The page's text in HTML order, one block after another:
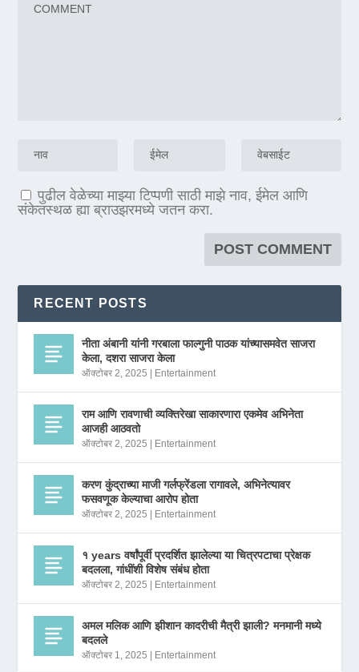
पुढील वेळेच्या माझ्या टिप्पणी साठी माझे नाव, ईमेल आणि
संकेतस्थळ ह्या ब्राउझरमध्ये जतन करा.
RECENT POSTS
नीता अंबानी यांनी गरबाला फाल्गुनी पाठक यांच्यासमवेत साजरा
केला, दशरा साजरा केला
ऑक्टोबर 2, 2025 Entertainment
राम आणि रावणाची व्यक्तिरेखा साकारणारा एकमेव अभिनेता
आजही आठवतो
ऑक्टोबर 2, 2025 Entertainment
करण कुंद्राच्या माजी गर्लफ्रेंडला रागावले, अभिनेत्यावर
फसवणूक केल्याचा आरोप होता
ऑक्टोबर 2, 2025 Entertainment
१ years वर्षांपूर्वी प्रदर्शित झालेल्या या चित्रपटाचा प्रेक्षक
बदलला, गांधींशी विशेष संबंध होता
ऑक्टोबर 2, 2025 Entertainment
अमल मलिक आणि झीशान कादरीची मैत्री झाली? मनमानी मध्ये
बदलले
ऑक्टोबर 1, 2025 Entertainment